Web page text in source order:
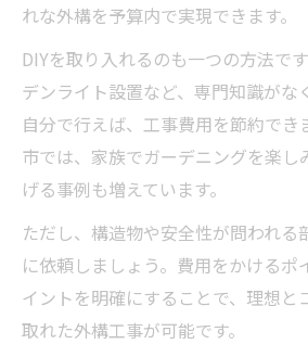
れな外構を予算内で実現できます。
DIYを取り入れるのも一つの方法で
デンライト設置など、専門知識がな
自分で行えば、工事費用を節約でき
市では、家族でガーデニングを楽し
げる事例も増えています。
ただし、構造物や安全性が問われる
に依頼しましょう。費用をかけるポ
イントを明確にすることで、理想と
取れた外構工事が可能です。